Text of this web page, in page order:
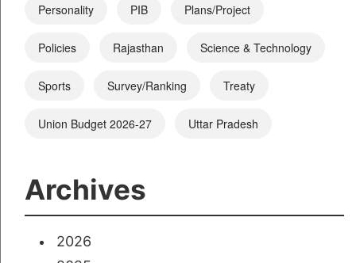
Personality PIB Plans/Project
Policies Rajasthan Science & Technology
Sports Survey/Ranking Treaty
Union Budget 2026-27 Uttar Pradesh
Archives
2026